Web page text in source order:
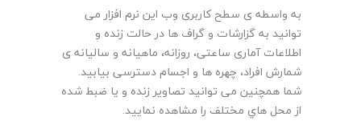
به واسطه ی سطح کاربری وب این نرم افزار می
توانید به گزارشات و گراف ها در حالت زنده و
اطلاعات آماری ساعتی، روزانه، ماهیانه و سالیانه ی
شمارش افراد، چهره ها و اجسام دسترسی بیابید.
شما همچنین می توانید تصاویر زنده و یا ضبط شده
از محل هاي مختلف را مشاهده نمایید.